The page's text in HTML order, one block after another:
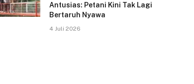
Antusias: Petani Kini Tak Lagi
Bertaruh Nyawa
4 Juli 2026